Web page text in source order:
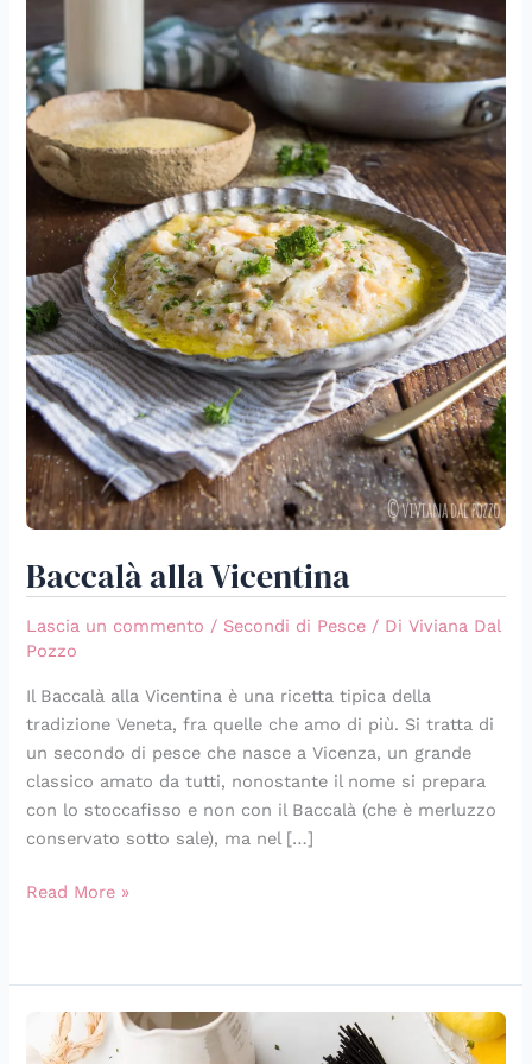
Baccalà alla Vicentina
Lascia un commento / Secondi di Pesce / DiViviana Dal
Pozzo
Il Baccalà alla Vicentina è una ricetta tipica della
tradizione Veneta, fra quelle che amo di più. Si tratta di
un secondo di pesce che nasce a Vicenza, un grande
classico amato da tutti, nonostante il nome si prepara
con lo stoccafisso e non con il Baccalà (che è merluzzo
conservato sotto sale), ma nel […]
Read More »
Spaghetti
neri